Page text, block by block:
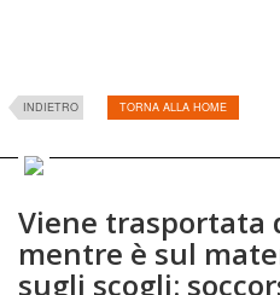
INDIETRO TORNA ALLA HOME
Viene trasportata
mentre è sul
sugli scogli: